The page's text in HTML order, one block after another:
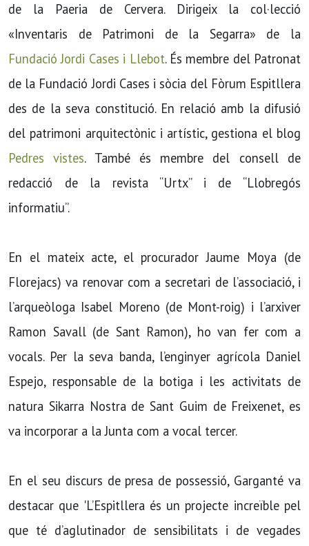
de la Paeria de Cervera. Dirigeix la col·lecció
«Inventaris de Patrimoni de la Segarra» de la
Fundació Jordi Cases i Llebot. És membre del Patronat
de la Fundació Jordi Cases i sòcia del Fòrum Espitllera
des de la seva constitució. En relació amb la difusió
del patrimoni arquitectònic i artístic, gestiona el blog
Pedres vistes. També és membre del consell de
redacció de la revista “Urtx” i de “Llobregós
informatiu”.
En el mateix acte, el procurador Jaume Moya (de
Florejacs) va renovar com a secretari de l’associació, i
l’arqueòloga Isabel Moreno (de Mont-roig) i l’arxiver
Ramon Savall (de Sant Ramon), ho van fer com a
vocals. Per la seva banda, l’enginyer agrícola Daniel
Espejo, responsable de la botiga i les activitats de
natura Sikarra Nostra de Sant Guim de Freixenet, es
va incorporar a la Junta com a vocal tercer.
En el seu discurs de presa de possessió, Garganté va
destacar que 'L’Espitllera és un projecte increïble pel
que té d’aglutinador de sensibilitats i de vegades